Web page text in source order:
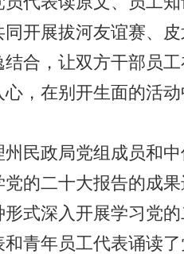
开展拔河友谊赛、
合，让双方干部员
，在别开生面的活
政局党组成员和中
的二十大报告的成
式深入开展学习党
青年员工代表诵读